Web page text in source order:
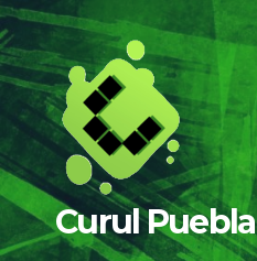
Saltar
al
contenido
Curul Puebla